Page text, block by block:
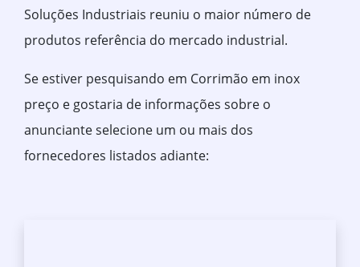
Soluções Industriais reuniu o maior número de
produtos referência do mercado industrial.
Se estiver pesquisando em Corrimão em inox
preço e gostaria de informações sobre o
anunciante selecione um ou mais dos
fornecedores listados adiante: